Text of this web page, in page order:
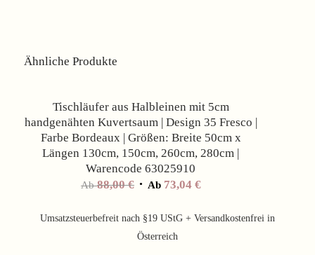
Ähnliche Produkte
Tischläufer aus Halbleinen mit 5cm
handgenähten Kuvertsaum | Design 35 Fresco |
Farbe Bordeaux | Größen: Breite 50cm x
Längen 130cm, 150cm, 260cm, 280cm |
Warencode 63025910
Ab88,00€ Ab 73,04 €
Umsatzsteuerbefreit nach §19 UStG + Versandkostenfrei in
Österreich